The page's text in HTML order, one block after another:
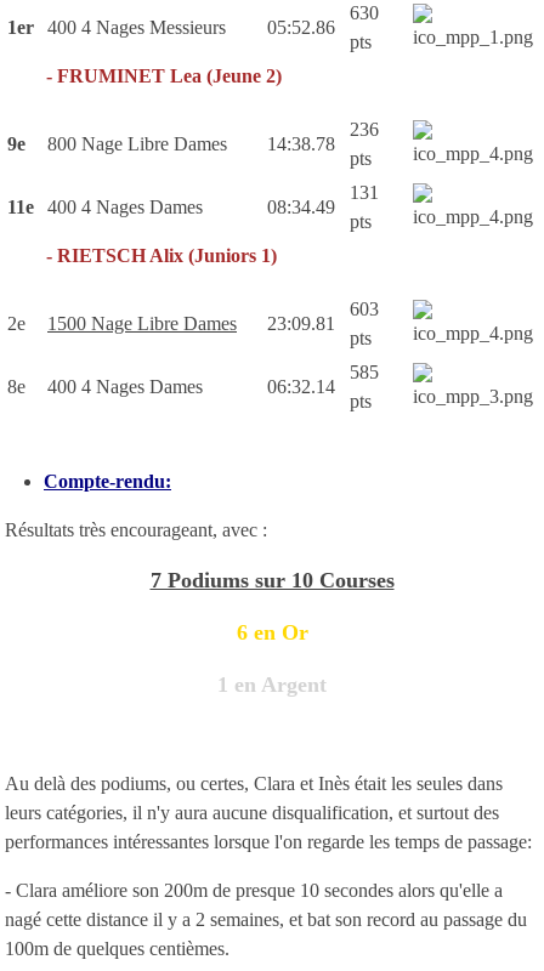
1er 400 4 Nages Messieurs 05:52.86
630
pts
- FRUMINET Lea (Jeune 2)
9e 800 Nage Libre Dames 14:38.78
236
pts
11e 400 4 Nages Dames 08:34.49
131
pts
- RIETSCH Alix (Juniors 1)
2e 1500 Nage Libre Dames 23:09.81
603
pts
8e 400 4 Nages Dames 06:32.14
585
pts
Compte-rendu:
Résultats très encourageant, avec :
7 Podiums sur 10 Courses
6 en Or
1 en Argent
Au delà des podiums, ou certes, Clara et Inès était les seules dans
leurs catégories, il n'y aura aucune disqualification, et surtout des
performances intéressantes lorsque l'on regarde les temps de passage:
- Clara améliore son 200m de presque 10 secondes alors qu'elle a
nagé cette distance il y a 2 semaines, et bat son record au passage du
100m de quelques centièmes.